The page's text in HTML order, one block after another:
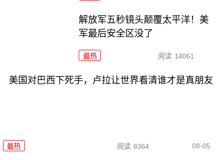
解放军五秒镜头颠覆太平洋！美
军最后安全区没了
最热 阅读 14061
美国对巴西下死手，卢拉让世界看清谁才是真朋友
最热 阅读 8364 08-05